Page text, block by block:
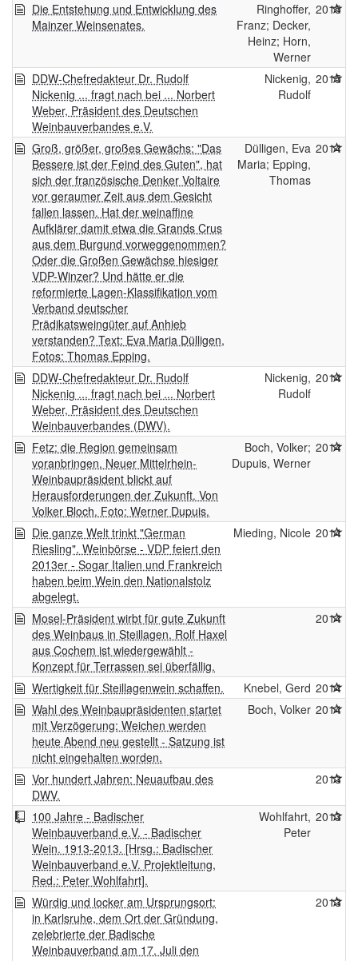
Die Entstehung und Entwicklung des
Mainzer Weinsenates.
Ringhoffer,
Franz; Decker,
Heinz; Horn,
Werner
2015
DDW-Chefredakteur Dr. Rudolf
Nickenig ... fragt nach bei ... Norbert
Weber, Präsident des Deutschen
Weinbauverbandes e.V.
Nickenig,
Rudolf
2015
Groß, größer, großes Gewächs: "Das
Bessere ist der Feind des Guten", hat
sich der französische Denker Voltaire
vor geraumer Zeit aus dem Gesicht
fallen lassen. Hat der weinaffine
Aufklärer damit etwa die Grands Crus
aus dem Burgund vorweggenommen?
Oder die Großen Gewächse hiesiger
VDP-Winzer? Und hätte er die
reformierte Lagen-Klassifikation vom
Verband deutscher
Prädikatsweingüter auf Anhieb
verstanden? Text: Eva Maria Dülligen,
Fotos: Thomas Epping.
Dülligen, Eva
Maria; Epping,
Thomas
2014
DDW-Chefredakteur Dr. Rudolf
Nickenig ... fragt nach bei ... Norbert
Weber, Präsident des Deutschen
Weinbauverbandes (DWV).
Nickenig,
Rudolf
2014
Fetz: die Region gemeinsam
voranbringen. Neuer Mittelrhein-
Weinbaupräsident blickt auf
Herausforderungen der Zukunft. Von
Volker Bloch. Foto: Werner Dupuis.
Boch, Volker;
Dupuis, Werner
2014
Die ganze Welt trinkt "German
Riesling". Weinbörse - VDP feiert den
2013er - Sogar Italien und Frankreich
haben beim Wein den Nationalstolz
abgelegt.
Mieding, Nicole 2014
Mosel-Präsident wirbt für gute Zukunft
des Weinbaus in Steillagen. Rolf Haxel
aus Cochem ist wiedergewählt -
Konzept für Terrassen sei überfällig.
2014
Wertigkeit für Steillagenwein schaffen. Knebel, Gerd 2014
Wahl des Weinbaupräsidenten startet
mit Verzögerung: Weichen werden
heute Abend neu gestellt - Satzung ist
nicht eingehalten worden.
Boch, Volker 2014
Vor hundert Jahren: Neuaufbau des
DWV.
2013
100 Jahre - Badischer
Weinbauverband e.V. - Badischer
Wein. 1913-2013. [Hrsg.: Badischer
Weinbauverband e.V. Projektleitung,
Red.: Peter Wohlfahrt].
Wohlfahrt,
Peter
2013
Würdig und locker am Ursprungsort:
in Karlsruhe, dem Ort der Gründung,
zelebrierte der Badische
Weinbauverband am 17. Juli den
2013